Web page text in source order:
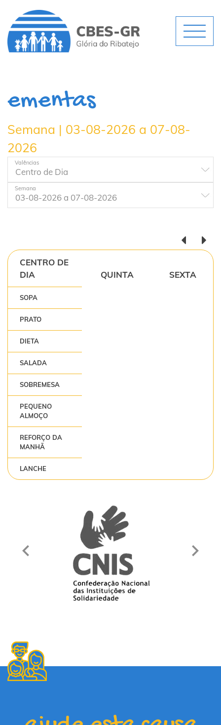
ementas
Semana | 03-08-2026 a 07-08-
2026
Valências
Semana
CENTRO DE
DIA
QUINTA SEXTA
SOPA
PRATO
DIETA
SALADA
SOBREMESA
PEQUENO
ALMOÇO
REFORÇO DA
MANHÃ
LANCHE